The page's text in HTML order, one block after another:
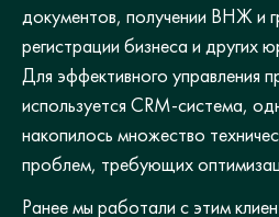
документов, получении ВНЖ и
регистрации бизнеса и других
Для эффективного управления
используется CRM-система,
накопилось множество
проблем, требующих
Ранее мы работали с этим